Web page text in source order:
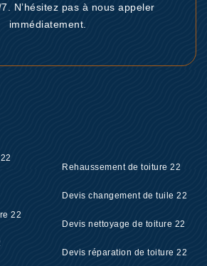
N’hésitez pas à nous appeler
immédiatement.
22
Rehaussement de toiture 22
Devis changement de tuile 22
Devis nettoyage de toiture 22
Devis réparation de toiture 22